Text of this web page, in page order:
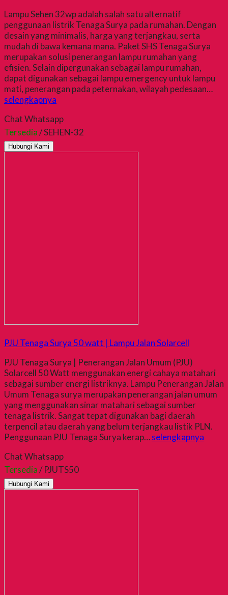
Lampu Sehen 32wp adalah salah satu alternatif
penggunaan listrik Tenaga Surya pada rumahan. Dengan
desain yang minimalis, harga yang terjangkau, serta
mudah di bawa kemana mana. Paket SHS Tenaga Surya
merupakan solusi penerangan lampu rumahan yang
efisien. Selain dipergunakan sebagai lampu rumahan,
dapat digunakan sebagai lampu emergency untuk lampu
mati, penerangan pada peternakan, wilayah pedesaan…
selengkapnya
Chat Whatsapp
Tersedia/ SEHEN-32
Hubungi Kami
PJU Tenaga Surya 50 watt | Lampu Jalan Solarcell
PJU Tenaga Surya | Penerangan Jalan Umum (PJU)
Solarcell 50 Watt menggunakan energi cahaya matahari
sebagai sumber energi listriknya. Lampu Penerangan Jalan
Umum Tenaga surya merupakan penerangan jalan umum
yang menggunakan sinar matahari sebagai sumber
tenaga listrik. Sangat tepat digunakan bagi daerah
terpencil atau daerah yang belum terjangkau listik PLN.
Penggunaan PJU Tenaga Surya kerap…selengkapnya
Chat Whatsapp
Tersedia/ PJUTS50
Hubungi Kami